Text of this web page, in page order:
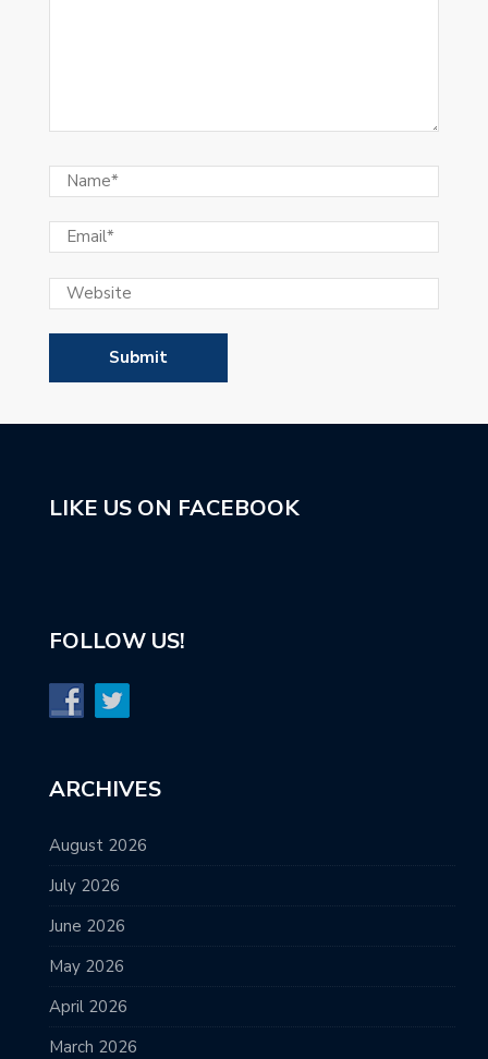
LIKE US ON FACEBOOK
FOLLOW US!
ARCHIVES
August 2026
July 2026
June 2026
May 2026
April 2026
March 2026